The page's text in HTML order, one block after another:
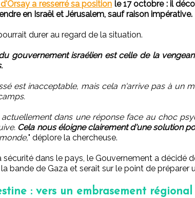
a resserré sa position le 17 octobre : il
en Israël et Jérusalem, sauf raison impérative.
durer au regard de la situation.
gouvernement israélien est celle de la
est inacceptable, mais cela n'arrive pas à un
dans une réponse face au choc
Cela nous éloigne clairement d'une solution
" déplore la chercheuse.
sécurité dans le pays, le Gouvernement a décidé
bande de Gaza et serait sur le point de préparer
: vers un embrasement régional